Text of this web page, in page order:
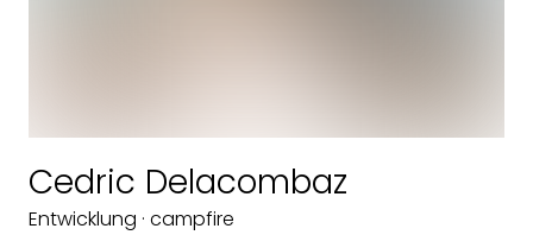
Cedric Delacombaz
Entwicklung · campfire